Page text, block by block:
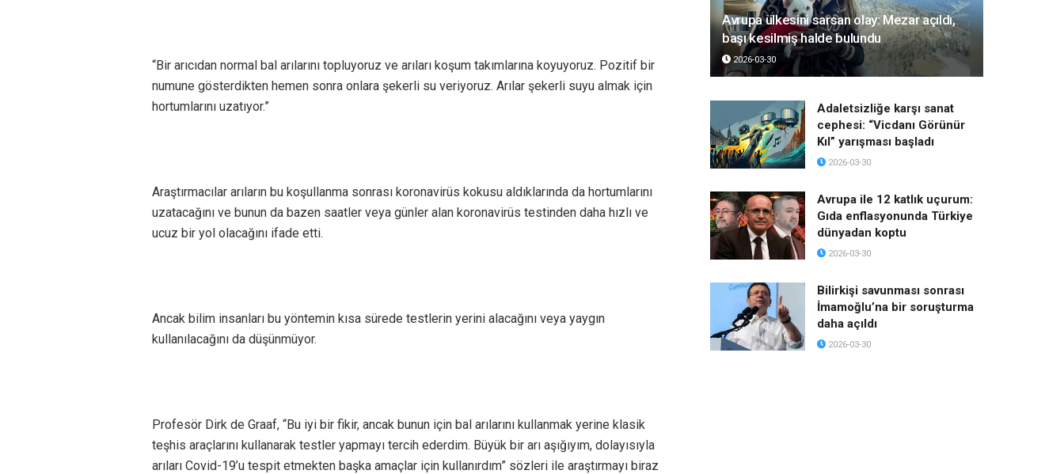
“Bir arıcıdan normal bal arılarını topluyoruz ve arıları koşum takımlarına koyuyoruz. Pozitif bir
numune gösterdikten hemen sonra onlara şekerli su veriyoruz. Arılar şekerli suyu almak için
hortumlarını uzatıyor.”
Araştırmacılar arıların bu koşullanma sonrası koronavirüs kokusu aldıklarında da hortumlarını
uzatacağını ve bunun da bazen saatler veya günler alan koronavirüs testinden daha hızlı ve
ucuz bir yol olacağını ifade etti.
Ancak bilim insanları bu yöntemin kısa sürede testlerin yerini alacağını veya yaygın
kullanılacağını da düşünmüyor.
Profesör Dirk de Graaf, “Bu iyi bir fikir, ancak bunun için bal arılarını kullanmak yerine klasik
teşhis araçlarını kullanarak testler yapmayı tercih ederdim. Büyük bir arı aşığıyım, dolayısıyla
arıları Covid-19’u tespit etmekten başka amaçlar için kullanırdım” sözleri ile araştırmayı biraz
Avrupa ülkesini sarsan olay: Mezar açıldı,
başı kesilmiş halde bulundu
2026-03-30
Adaletsizliğe karşı sanat
cephesi: “Vicdanı Görünür
Kıl” yarışması başladı
2026-03-30
Avrupa ile 12 katlık uçurum:
Gıda enflasyonunda Türkiye
dünyadan koptu
2026-03-30
Bilirkişi savunması sonrası
İmamoğlu’na bir soruşturma
daha açıldı
2026-03-30